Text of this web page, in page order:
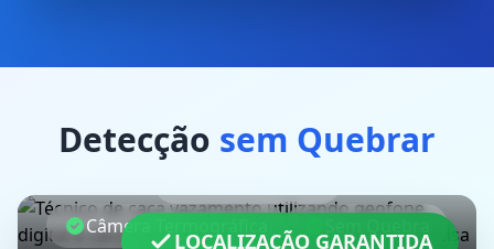
Detecção sem Quebrar
LOCALIZAÇÃO GARANTIDA
Câmera Termográfica